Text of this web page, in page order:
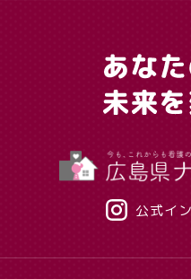
公式イ